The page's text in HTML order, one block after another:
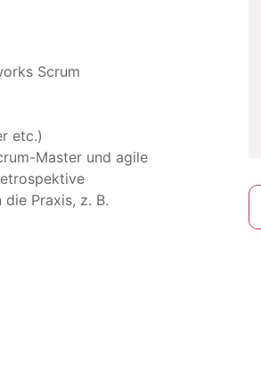
Scrum
etc.)
Master und agile
Praxis, z. B.